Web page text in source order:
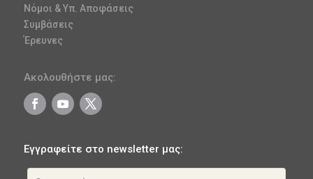
Νόμοι & Υπ. Αποφάσεις
Συμβάσεις
Έρευνες
Ακολουθήστε μας:
Εγγραφείτε στο newsletter μας: